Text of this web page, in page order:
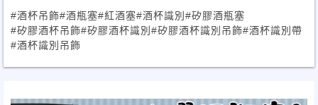
#酒杯吊飾#酒瓶塞#紅酒塞#酒杯識別 #矽膠酒瓶塞
#矽膠酒杯吊飾#矽膠酒杯識別 #矽膠酒杯識別吊飾#酒杯識別帶
#酒杯識別吊飾